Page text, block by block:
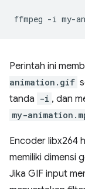
ffmpeg -i my-
Perintah ini
animation.gif
tanda -i , dan
my-
Encoder libx264
memiliki dimensi
Jika GIF input